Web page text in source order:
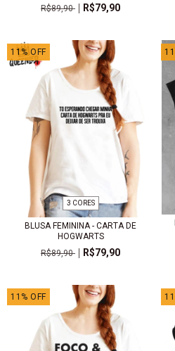
R$89,90 R$79,90
11 % OFF
3 CORES
BLUSA FEMININA - CARTA DE
HOGWARTS
R$89,90
R$79,90
11
11 % OFF 11